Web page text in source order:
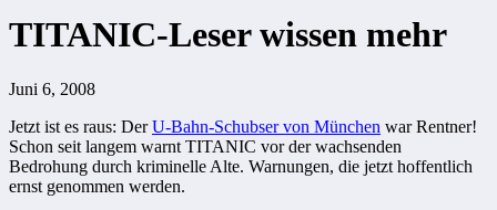
TITANIC-Leser wissen mehr
Juni 6, 2008
Jetzt ist es raus: DerU-Bahn-Schubser von München war Rentner!
Schon seit langem warnt TITANIC vor der wachsenden
Bedrohung durch kriminelle Alte. Warnungen, die jetzt hoffentlich
ernst genommen werden.